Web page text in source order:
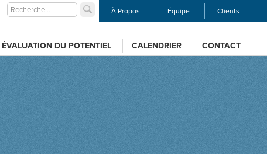
À Propos Équipe Clients
ÉVALUATION DU POTENTIEL CALENDRIER CONTACT